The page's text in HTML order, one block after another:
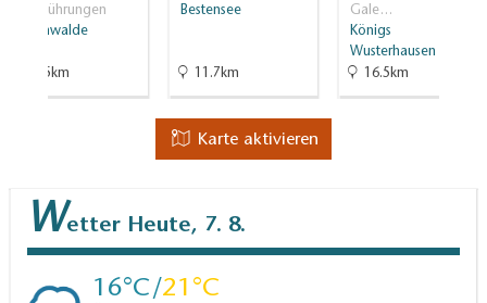
Stadtführungen
Mittenwalde
21.5km
Bestensee
11.7km
Gale…
Königs
Wusterhausen
16.5km
Karte aktivieren
Wetter Heute, 7. 8.
16 21